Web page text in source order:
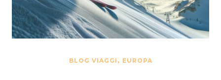
BLOG VIAGGI , EUROPA